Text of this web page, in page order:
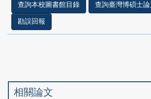
查詢本校圖書館目錄
查詢臺灣博碩士
勘誤回報
相關論文